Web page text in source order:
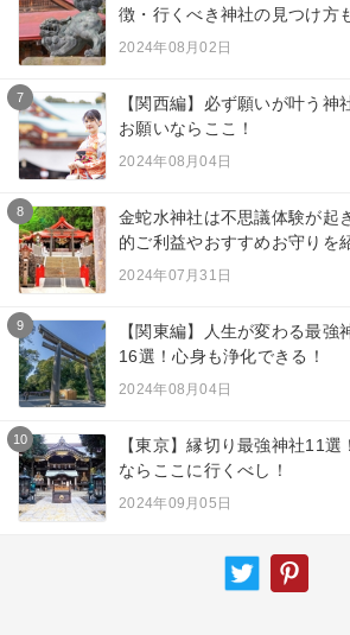
徴・行くべき神社の見つけ方
2024年08月02日
7
【関西編】必ず願いが叶う
お願いならここ！
2024年08月04日
8
金蛇水神社は不思議体験が起
的ご利益やおすすめお守りを
2024年07月31日
9
【関東編】人生が変わる最強
16選！心身も浄化できる！
2024年08月04日
10
【東京】縁切り最強神社11
ならここに行くべし！
2024年09月05日